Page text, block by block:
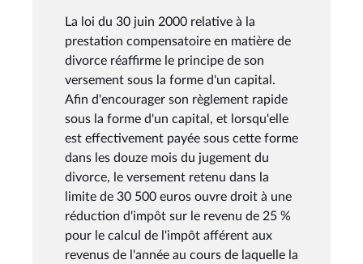
La loi du 30 juin 2000 relative à la
prestation compensatoire en matière de
divorce réaffirme le principe de son
versement sous la forme d'un capital.
Afin d'encourager son règlement rapide
sous la forme d'un capital, et lorsqu'elle
est effectivement payée sous cette forme
dans les douze mois du jugement du
divorce, le versement retenu dans la
limite de 30 500 euros ouvre droit à une
réduction d'impôt sur le revenu de 25 %
pour le calcul de l'impôt afférent aux
revenus de l'année au cours de laquelle la